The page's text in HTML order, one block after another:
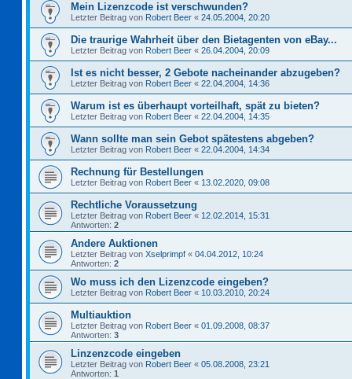
Mein Lizenzcode ist verschwunden?
Letzter Beitrag von Robert Beer « 24.05.2004, 20:20
Die traurige Wahrheit über den Bietagenten von eBay...
Letzter Beitrag von Robert Beer « 26.04.2004, 20:09
Ist es nicht besser, 2 Gebote nacheinander abzugeben?
Letzter Beitrag von Robert Beer « 22.04.2004, 14:36
Warum ist es überhaupt vorteilhaft, spät zu bieten?
Letzter Beitrag von Robert Beer « 22.04.2004, 14:35
Wann sollte man sein Gebot spätestens abgeben?
Letzter Beitrag von Robert Beer « 22.04.2004, 14:34
Rechnung für Bestellungen
Letzter Beitrag von Robert Beer « 13.02.2020, 09:08
Rechtliche Voraussetzung
Letzter Beitrag von Robert Beer « 12.02.2014, 15:31
Antworten: 2
Andere Auktionen
Letzter Beitrag von Xselprimpf « 04.04.2012, 10:24
Antworten: 2
Wo muss ich den Lizenzcode eingeben?
Letzter Beitrag von Robert Beer « 10.03.2010, 20:24
Multiauktion
Letzter Beitrag von Robert Beer « 01.09.2008, 08:37
Antworten: 3
Linzenzcode eingeben
Letzter Beitrag von Robert Beer « 05.08.2008, 23:21
Antworten: 1